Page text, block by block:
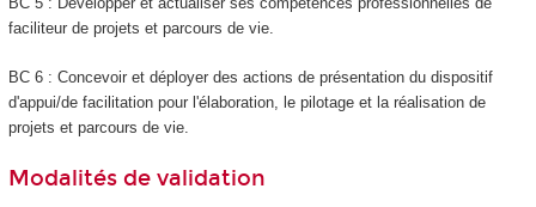
faciliteur de projets et parcours de vie.
BC 6 : Concevoir et déployer des actions de présentation du dispositif
d'appui/de facilitation pour l'élaboration, le pilotage et la réalisation de
projets et parcours de vie.
Modalités de validation